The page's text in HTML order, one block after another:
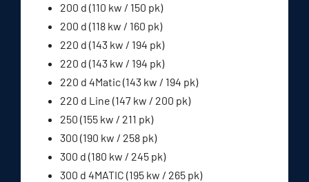
200 d (110 kw / 150 pk)
200 d (118 kw / 160 pk)
220 d (143 kw / 194 pk)
220 d (143 kw / 194 pk)
220 d 4Matic (143 kw / 194 pk)
220 d Line (147 kw / 200 pk)
250 (155 kw / 211 pk)
300 (190 kw / 258 pk)
300 d (180 kw / 245 pk)
300 d 4MATIC (195 kw / 265 pk)